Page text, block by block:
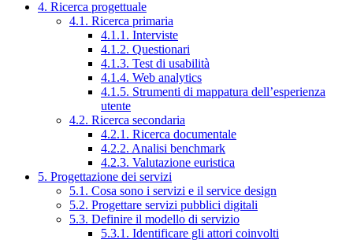
4. Ricerca progettuale
4.1. Ricerca primaria
4.1.1. Interviste
4.1.2. Questionari
4.1.3. Test di usabilità
4.1.4. Web analytics
4.1.5. Strumenti di mappatura dell’esperienza
utente
4.2. Ricerca secondaria
4.2.1. Ricerca documentale
4.2.2. Analisi benchmark
4.2.3. Valutazione euristica
5. Progettazione dei servizi
5.1. Cosa sono i servizi e il service design
5.2. Progettare servizi pubblici digitali
5.3. Definire il modello di servizio
5.3.1. Identificare gli attori coinvolti